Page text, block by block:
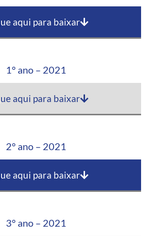
aqui para baixar
1° ano – 2021
aqui para baixar
2° ano – 2021
aqui para baixar
3° ano – 2021